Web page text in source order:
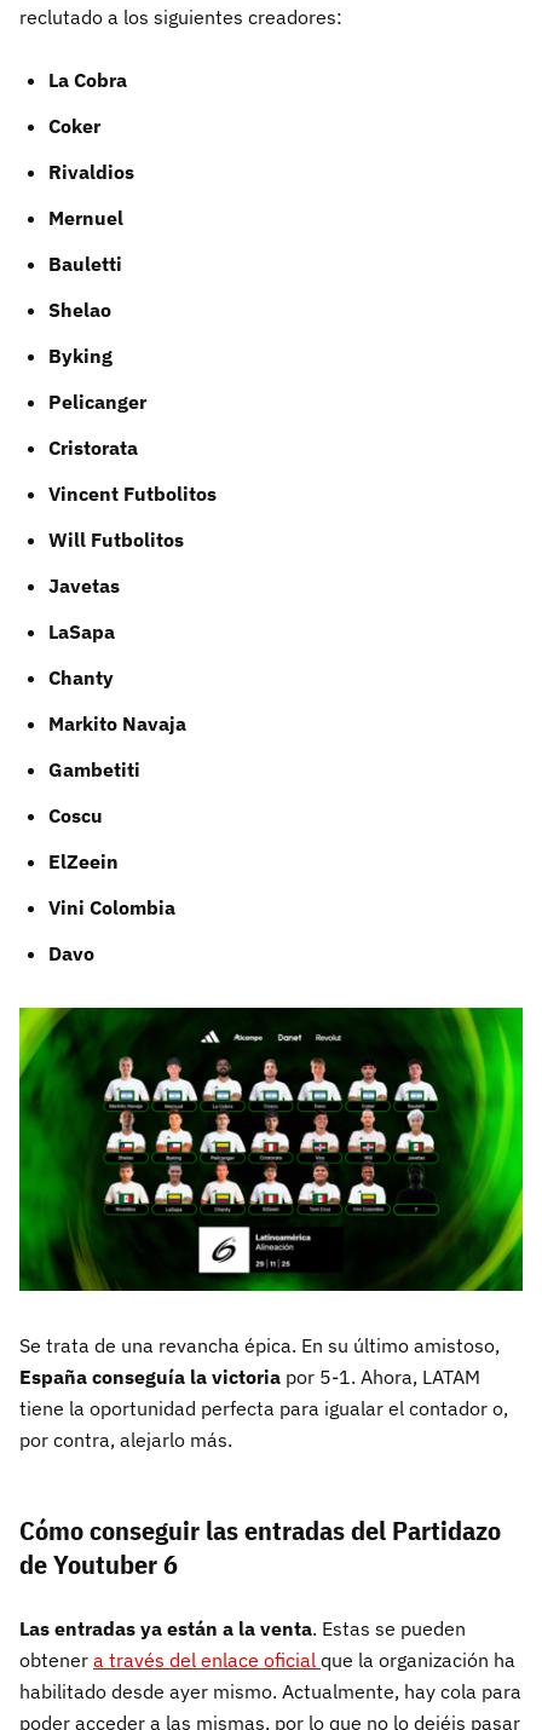
reclutado a los siguientes creadores:
La Cobra
Coker
Rivaldios
Mernuel
Bauletti
Shelao
Byking
Pelicanger
Cristorata
Vincent Futbolitos
Will Futbolitos
Javetas
LaSapa
Chanty
Markito Navaja
Gambetiti
Coscu
ElZeein
Vini Colombia
Davo
Se trata de una revancha épica. En su último amistoso,
España conseguía la victoria por 5-1. Ahora, LATAM
tiene la oportunidad perfecta para igualar el contador o,
por contra, alejarlo más.
Cómo conseguir las entradas del Partidazo
de Youtuber 6
Las entradas ya están a la venta. Estas se pueden
obtener a través del enlace oficial que la organización ha
habilitado desde ayer mismo. Actualmente, hay cola para
poder acceder a las mismas, por lo que no lo dejéis pasar